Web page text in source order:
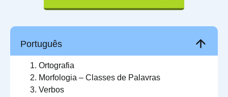
Português
Ortografia
Morfologia – Classes de Palavras
Verbos